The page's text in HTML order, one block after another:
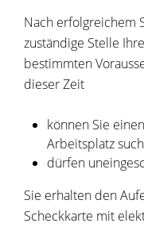
Nach erfolgreichem
zuständige Stelle
bestimmten
dieser Zeit
können Sie
Arbeitsplatz
dürfen
Sie erhalten den
Scheckkarte mit